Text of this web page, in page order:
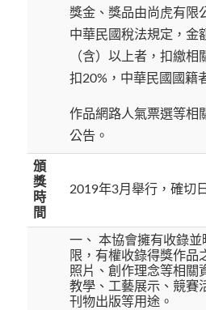
獎金、獎品由尚虎有限
中華民國稅法規定，金
（含）以上者，扣繳
扣20%，中華民國國籍
作品網路人氣票選等相
公告。
頒
獎
時
間
2019年3月舉行，確切
一、 本協會擁有收錄
限，有權收錄得獎作品
照片、創作理念等相關
教學、工藝展示、競賽
刊物出版等用途。